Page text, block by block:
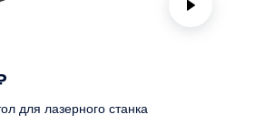
для лазерного станка